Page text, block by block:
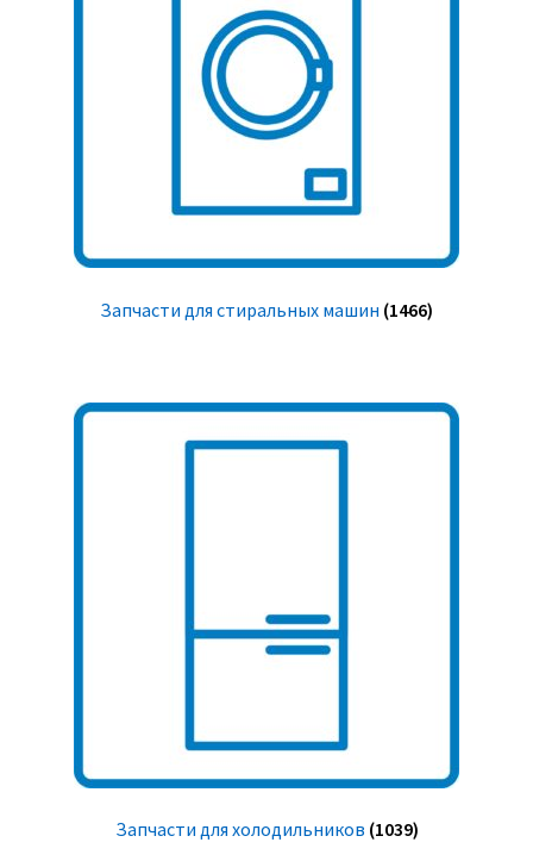
Запчасти для стиральных машин (1466)
Запчасти для холодильников (1039)